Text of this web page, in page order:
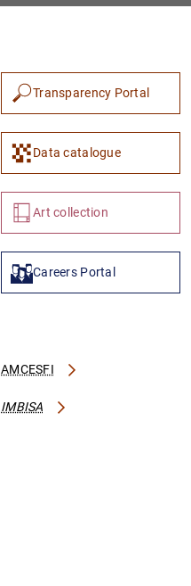
Transparency Portal
Data catalogue
Art collection
Careers Portal
AMCESFI
IMBISA